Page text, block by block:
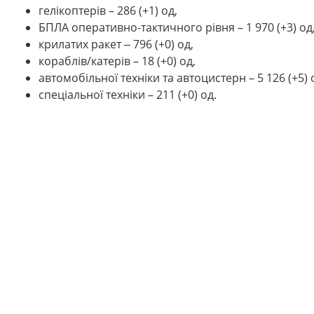
гелікоптерів – 286 (+1) од,
БПЛА оперативно-тактичного рівня – 1 970 (+3) од,
крилатих ракет ‒ 796 (+0) од,
кораблів/катерів – 18 (+0) од,
автомобільної техніки та автоцистерн – 5 126 (+5)
спеціальної техніки – 211 (+0) од.